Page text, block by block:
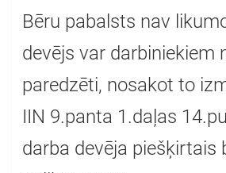
Bēru pabalsts nav
devējs var
paredzēti, nosakot to
IIN 9.panta 1.daļas
darba devēja piešķirtais